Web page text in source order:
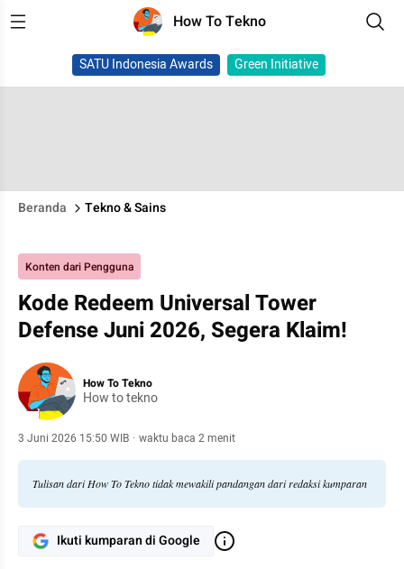
How To Tekno
SATU Indonesia Awards Green Initiative
Beranda Tekno & Sains
Konten dari Pengguna
Kode Redeem Universal Tower
Defense Juni 2026, Segera Klaim!
How To Tekno
How to tekno
3 Juni 2026 15:50 WIB · waktu baca 2 menit
Tulisan dari How To Tekno tidak mewakili pandangan dari redaksi kumparan
Ikuti kumparan di Google